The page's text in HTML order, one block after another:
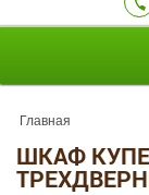
Главная
ШКАФ